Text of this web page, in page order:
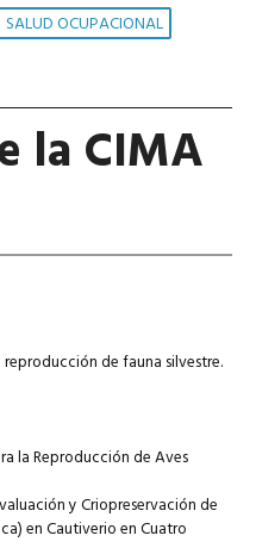
SALUD OCUPACIONAL
la CIMA
de fauna silvestre.
la Reproducción de Aves
y Criopreservación de
en Cautiverio en Cuatro